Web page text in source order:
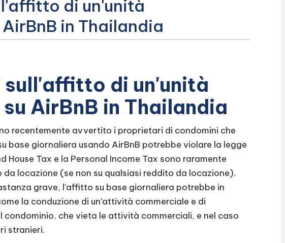
di un'unità
in Thailandia
di un'unità
AirBnB in Thailandia
recentemente avvertito i proprietari di condomini che
base giornaliera usando AirBnB potrebbe violare la legge
House Tax e la Personal Income Tax sono raramente
locazione (se non su qualsiasi reddito da locazione).
grave, l'affitto su base giornaliera potrebbe in
la conduzione di un'attività commerciale e di
condominio, che vieta le attività commerciali, e nel caso
stranieri.